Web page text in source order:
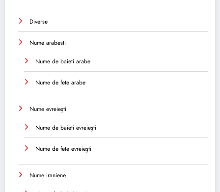
Diverse
Nume arabesti
Nume de baieti arabe
Nume de fete arabe
Nume evreiești
Nume de baieti evreiești
Nume de fete evreiești
Nume iraniene